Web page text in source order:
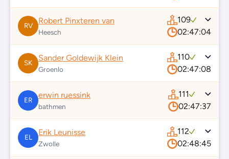
RV
Robert Pinxteren van
Heesch
109
02:47:04
SK
Sander Goldewijk Klein
Groenlo
110
02:47:08
ER
erwin ruessink
bathmen
111
02:47:37
EL
Erik Leunisse
Zwolle
112
02:48:45